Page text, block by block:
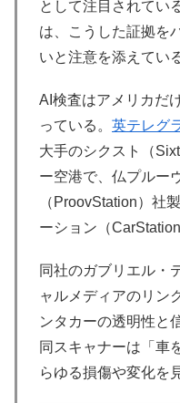
として注目されてい
は、こうした証拠を
いと注意を添えてい
AI検査はアメリカだ
っている。 英テレグ
大手のシクスト（
ー空港で、仏プルー
（ProovStation）社
ーション（
同社のガブリエル・
ャルメディアのリン
ンタカーの透明性と
同スキャナーは「車
らゆる損傷や変化を